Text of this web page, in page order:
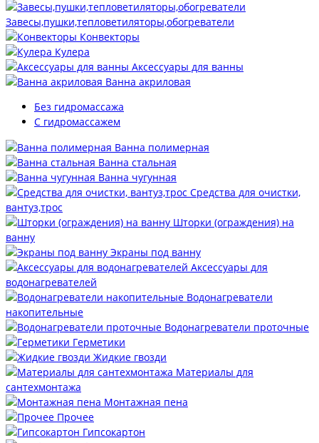
Завесы,пушки,тепловетиляторы,обогреватели
Конвекторы
Кулера
Аксессуары для ванны
Ванна акриловая
Без гидромассажа
С гидромассажем
Ванна полимерная
Ванна стальная
Ванна чугунная
Средства для очистки,
вантуз,трос
Шторки (ограждения) на
ванну
Экраны под ванну
Аксессуары для
водонагревателей
Водонагреватели
накопительные
Водонагреватели проточные
Герметики
Жидкие гвозди
Материалы для
сантехмонтажа
Монтажная пена
Прочее
Гипсокартон